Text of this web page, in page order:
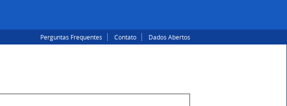
Perguntas Frequentes Contato Dados Abertos